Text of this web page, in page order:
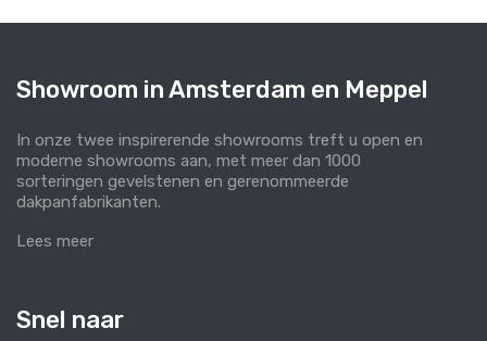
Showroom in Amsterdam en Meppel
In onze twee inspirerende showrooms treft u open en
moderne showrooms aan, met meer dan 1000
sorteringen gevelstenen en gerenommeerde
dakpanfabrikanten.
Lees meer
Snel naar